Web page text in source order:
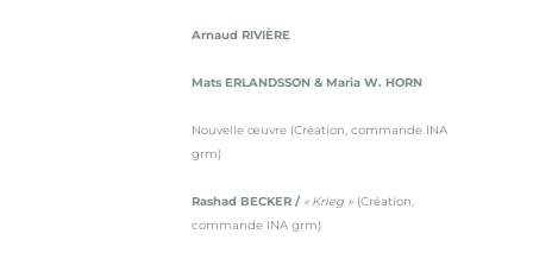
Arnaud RIVIÈRE
Mats ERLANDSSON & Maria W. HORN
Nouvelle œuvre (Création, commande INA
grm)
Rashad BECKER / « Krieg » (Création,
commande INA grm)